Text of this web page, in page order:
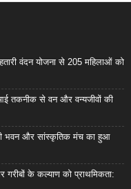
वंदन योजना से 205 महिलाओं को
तकनीक से वन और वन्यजीवों की
भवन और सांस्कृतिक मंच का हुआ
गरीबों के कल्याण को प्राथमिकता: